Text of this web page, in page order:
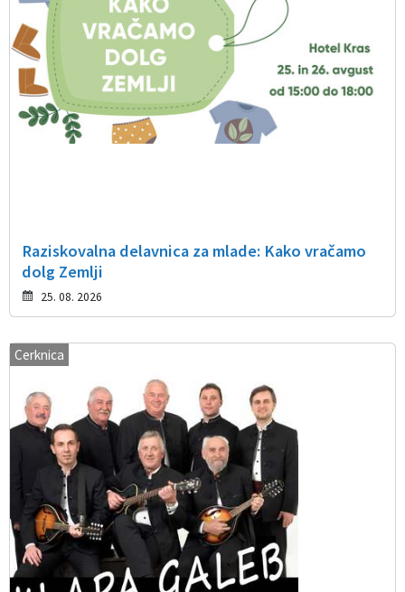
Raziskovalna delavnica za mlade: Kako vračamo
dolg Zemlji
25. 08. 2026
Cerknica